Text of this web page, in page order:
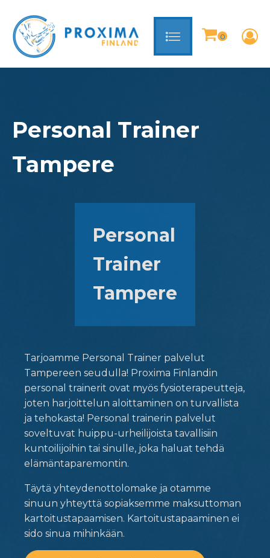
Personal Trainer
Tampere
Personal
Trainer
Tampere
Tarjoamme Personal Trainer palvelut
Tampereen seudulla! Proxima Finlandin
personal trainerit ovat myös fysioterapeutteja,
joten harjoittelun aloittaminen on turvallista
ja tehokasta! Personal trainerin palvelut
soveltuvat huippu-urheilijoista tavallisiin
kuntoilijoihin tai sinulle, joka haluat tehdä
elämäntaparemontin.
Täytä yhteydenottolomake ja otamme
sinuun yhteyttä sopiaksemme maksuttoman
kartoitustapaamisen. Kartoitustapaaminen ei
sido sinua mihinkään.